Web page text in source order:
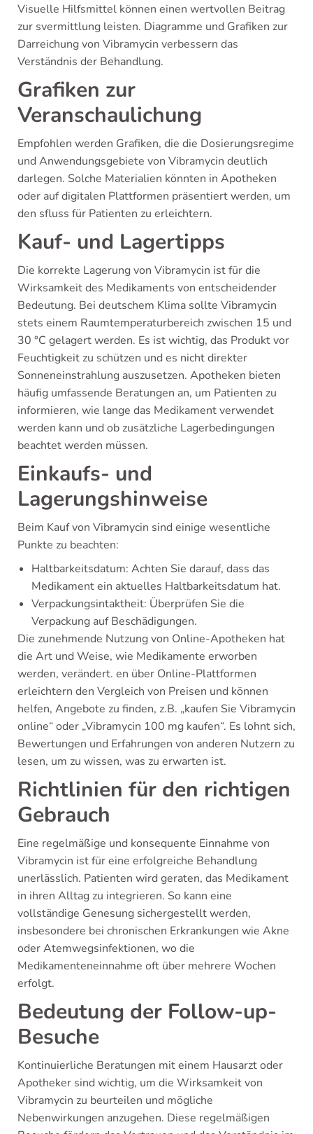
Visuelle Hilfsmittel können einen wertvollen Beitrag
zur svermittlung leisten. Diagramme und Grafiken zur
Darreichung von Vibramycin verbessern das
Verständnis der Behandlung.
Grafiken zur
Veranschaulichung
Empfohlen werden Grafiken, die die Dosierungsregime
und Anwendungsgebiete von Vibramycin deutlich
darlegen. Solche Materialien könnten in Apotheken
oder auf digitalen Plattformen präsentiert werden, um
den sfluss für Patienten zu erleichtern.
Kauf- und Lagertipps
Die korrekte Lagerung von Vibramycin ist für die
Wirksamkeit des Medikaments von entscheidender
Bedeutung. Bei deutschem Klima sollte Vibramycin
stets einem Raumtemperaturbereich zwischen 15 und
30 °C gelagert werden. Es ist wichtig, das Produkt vor
Feuchtigkeit zu schützen und es nicht direkter
Sonneneinstrahlung auszusetzen. Apotheken bieten
häufig umfassende Beratungen an, um Patienten zu
informieren, wie lange das Medikament verwendet
werden kann und ob zusätzliche Lagerbedingungen
beachtet werden müssen.
Einkaufs- und
Lagerungshinweise
Beim Kauf von Vibramycin sind einige wesentliche
Punkte zu beachten:
Haltbarkeitsdatum: Achten Sie darauf, dass das
Medikament ein aktuelles Haltbarkeitsdatum hat.
Verpackungsintaktheit: Überprüfen Sie die
Verpackung auf Beschädigungen.
Die zunehmende Nutzung von Online-Apotheken hat
die Art und Weise, wie Medikamente erworben
werden, verändert. en über Online-Plattformen
erleichtern den Vergleich von Preisen und können
helfen, Angebote zu finden, z.B. „kaufen Sie Vibramycin
online“ oder „Vibramycin 100 mg kaufen“. Es lohnt sich,
Bewertungen und Erfahrungen von anderen Nutzern zu
lesen, um zu wissen, was zu erwarten ist.
Richtlinien für den richtigen
Gebrauch
Eine regelmäßige und konsequente Einnahme von
Vibramycin ist für eine erfolgreiche Behandlung
unerlässlich. Patienten wird geraten, das Medikament
in ihren Alltag zu integrieren. So kann eine
vollständige Genesung sichergestellt werden,
insbesondere bei chronischen Erkrankungen wie Akne
oder Atemwegsinfektionen, wo die
Medikamenteneinnahme oft über mehrere Wochen
erfolgt.
Bedeutung der Follow-up-
Besuche
Kontinuierliche Beratungen mit einem Hausarzt oder
Apotheker sind wichtig, um die Wirksamkeit von
Vibramycin zu beurteilen und mögliche
Nebenwirkungen anzugehen. Diese regelmäßigen